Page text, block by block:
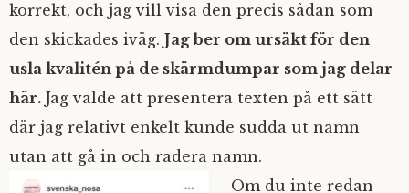
korrekt, och jag vill visa den precis sådan som
den skickades iväg. Jag ber om ursäkt för den
usla kvalitén på de skärmdumpar som jag delar
här. Jag valde att presentera texten på ett sätt
där jag relativt enkelt kunde sudda ut namn
utan att gå in och radera namn.
Om du inte redan